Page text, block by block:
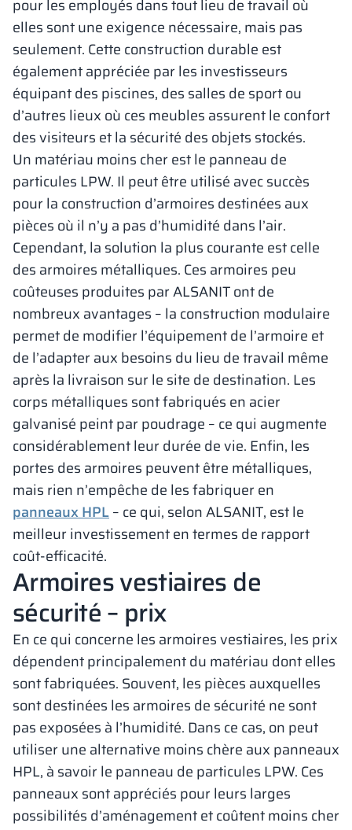
pour les employés dans tout lieu de travail où
elles sont une exigence nécessaire, mais pas
seulement. Cette construction durable est
également appréciée par les investisseurs
équipant des piscines, des salles de sport ou
d’autres lieux où ces meubles assurent le confort
des visiteurs et la sécurité des objets stockés.
Un matériau moins cher est le panneau de
particules LPW. Il peut être utilisé avec succès
pour la construction d’armoires destinées aux
pièces où il n’y a pas d’humidité dans l’air.
Cependant, la solution la plus courante est celle
des armoires métalliques. Ces armoires peu
coûteuses produites par ALSANIT ont de
nombreux avantages – la construction modulaire
permet de modifier l’équipement de l’armoire et
de l’adapter aux besoins du lieu de travail même
après la livraison sur le site de destination. Les
corps métalliques sont fabriqués en acier
galvanisé peint par poudrage – ce qui augmente
considérablement leur durée de vie. Enfin, les
portes des armoires peuvent être métalliques,
mais rien n’empêche de les fabriquer en
panneaux HPL– ce qui, selon ALSANIT, est le
meilleur investissement en termes de rapport
coût-efficacité.
Armoires vestiaires de
sécurité – prix
En ce qui concerne les armoires vestiaires, les prix
dépendent principalement du matériau dont elles
sont fabriquées. Souvent, les pièces auxquelles
sont destinées les armoires de sécurité ne sont
pas exposées à l’humidité. Dans ce cas, on peut
utiliser une alternative moins chère aux panneaux
HPL, à savoir le panneau de particules LPW. Ces
panneaux sont appréciés pour leurs larges
possibilités d’aménagement et coûtent moins cher